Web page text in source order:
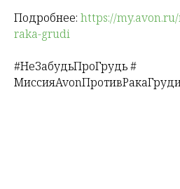
Подробнее: https://
raka-grudi
#НеЗабудьПроГрудь #